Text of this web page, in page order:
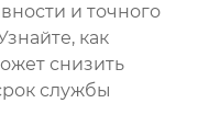
и точного
как
снизить
службы